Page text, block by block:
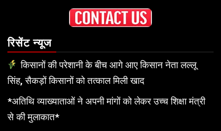
रिसेंट न्यूज
किसानों की परेशानी के बीच आगे आए किसान नेता लल्लू
सिंह, सैकड़ों किसानों को तत्काल मिली खाद
*अतिथि व्याख्याताओं ने अपनी मांगों को लेकर उच्च शिक्षा मंत्री
से की मुलाकात*